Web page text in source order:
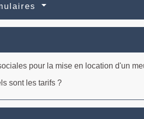
pour la mise en location d'un
sont les tarifs ?